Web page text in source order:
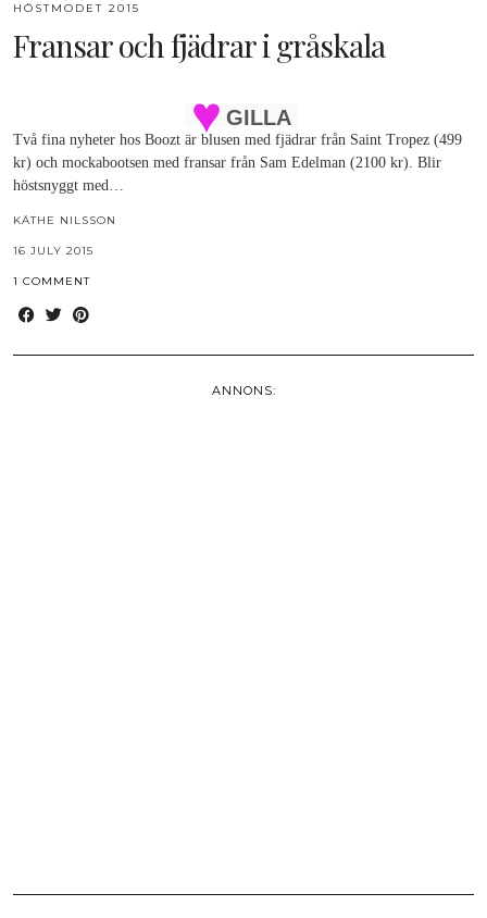
HÖSTMODET 2015
Fransar och fjädrar i gråskala
GILLA
Två fina nyheter hos Boozt är blusen med fjädrar från Saint Tropez (499
kr) och mockabootsen med fransar från Sam Edelman (2100 kr). Blir
höstsnyggt med…
KÄTHE NILSSON
16 JULY 2015
1 COMMENT
ANNONS: